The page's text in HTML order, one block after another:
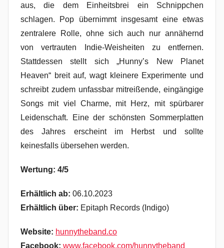
aus, die dem Einheitsbrei ein Schnippchen
schlagen. Pop übernimmt insgesamt eine etwas
zentralere Rolle, ohne sich auch nur annähernd
von vertrauten Indie-Weisheiten zu entfernen.
Stattdessen stellt sich „Hunny’s New Planet
Heaven“ breit auf, wagt kleinere Experimente und
schreibt zudem unfassbar mitreißende, eingängige
Songs mit viel Charme, mit Herz, mit spürbarer
Leidenschaft. Eine der schönsten Sommerplatten
des Jahres erscheint im Herbst und sollte
keinesfalls übersehen werden.
Wertung: 4/5
Erhältlich ab: 06.10.2023
Erhältlich über: Epitaph Records (Indigo)
Website: hunnytheband.co
Facebook: www.facebook.com/hunnytheband